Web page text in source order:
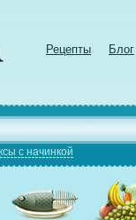
Рецепты Блог
с начинкой